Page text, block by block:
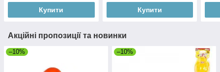
Купити Купити
Акційні пропозиції та новинки
–10% –10%